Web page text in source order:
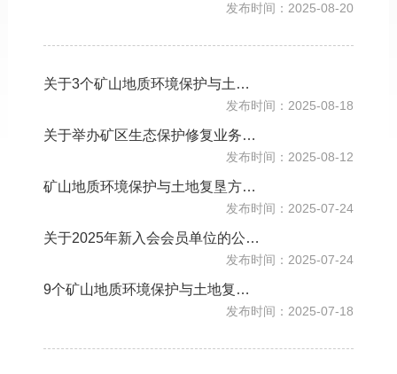
发布时间：2025-08-20
关于3个矿山地质环境保护与土地复垦方案通过审查的公告
发布时间：2025-08-18
关于举办矿区生态保护修复业务培训班的通知
发布时间：2025-08-12
矿山地质环境保护与土地复垦方案审查结果公示
发布时间：2025-07-24
关于2025年新入会会员单位的公告（第二批）
发布时间：2025-07-24
9个矿山地质环境保护与土地复垦方案通过审查的公告
发布时间：2025-07-18